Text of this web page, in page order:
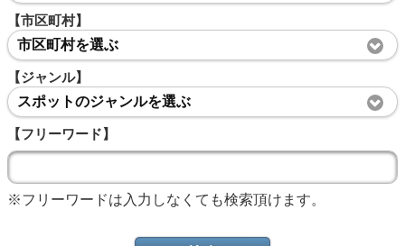
【市区町村】
市区町村を選ぶ
【ジャンル】
スポットのジャンルを選ぶ
【フリーワード】
※フリーワードは入力しなくても検索頂けます。